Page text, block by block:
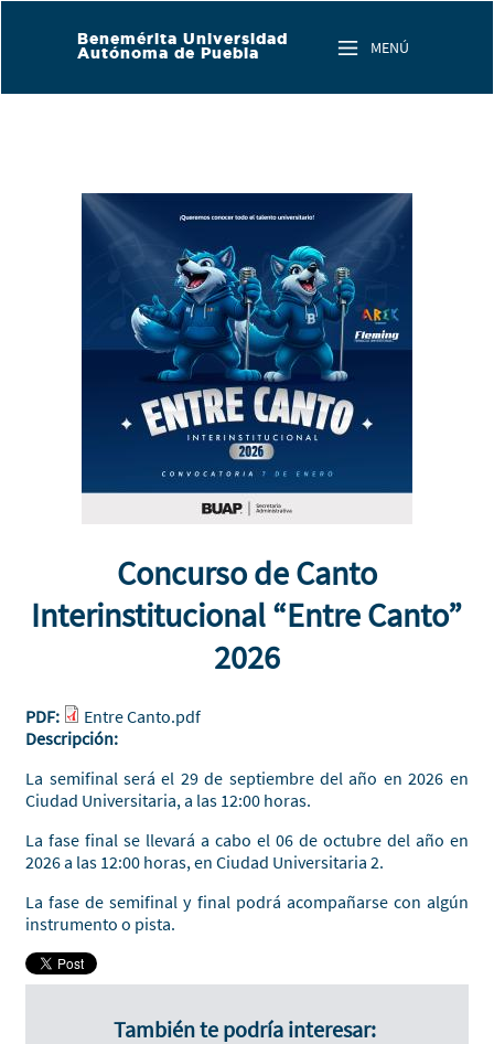
Benemérita Universidad
Autónoma de Puebla
MENÚ
Concurso de Canto
Interinstitucional “Entre Canto”
2026
PDF:
Entre Canto.pdf
Descripción:
La semifinal será el 29 de septiembre del año en 2026 en
Ciudad Universitaria, a las 12:00 horas.
La fase final se llevará a cabo el 06 de octubre del año en
2026 a las 12:00 horas, en Ciudad Universitaria 2.
La fase de semifinal y final podrá acompañarse con algún
instrumento o pista.
También te podría interesar: